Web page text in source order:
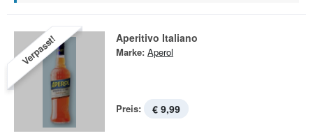
Verpasst! Aperitivo Italiano
Marke: Aperol
Preis: € 9,99